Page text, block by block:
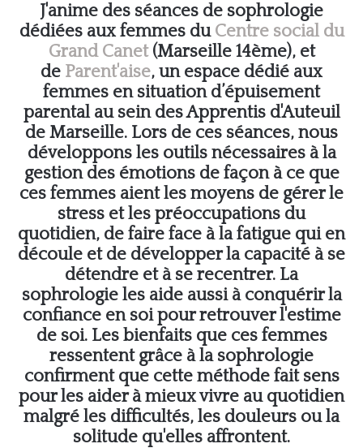
J'anime des séances de sophrologie
dédiées aux femmes du Centre social du
Grand Canet(Marseille 14ème), et
de Parent'aise, un espace dédié aux
femmes en situation d’épuisement
parental au sein des Apprentis d'Auteuil
de Marseille. Lors de ces séances, nous
développons les outils nécessaires à la
gestion des émotions de façon à ce que
ces femmes aient les moyens de gérer le
stress et les préoccupations du
quotidien, de faire face à la fatigue qui en
découle et de développer la capacité à se
détendre et à se recentrer. La
sophrologie les aide aussi à conquérir la
confiance en soi pour retrouver l'estime
de soi. Les bienfaits que ces femmes
ressentent grâce à la sophrologie
confirment que cette méthode fait sens
pour les aider à mieux vivre au quotidien
malgré les difficultés, les douleurs ou la
solitude qu'elles affrontent.